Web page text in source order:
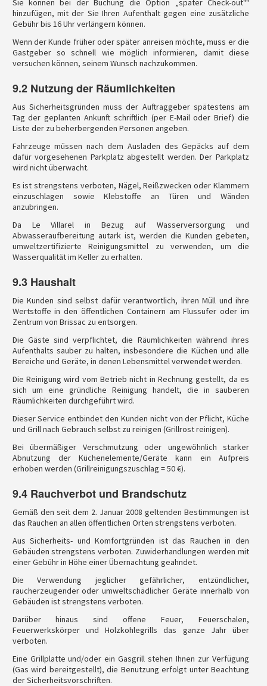
Sie können bei der Buchung die Option „später Check-out""
hinzufügen, mit der Sie Ihren Aufenthalt gegen eine zusätzliche
Gebühr bis 16 Uhr verlängern können.
Wenn der Kunde früher oder später anreisen möchte, muss er die
Gastgeber so schnell wie möglich informieren, damit diese
versuchen können, seinem Wunsch nachzukommen.
9.2 Nutzung der Räumlichkeiten
Aus Sicherheitsgründen muss der Auftraggeber spätestens am
Tag der geplanten Ankunft schriftlich (per E-Mail oder Brief) die
Liste der zu beherbergenden Personen angeben.
Fahrzeuge müssen nach dem Ausladen des Gepäcks auf dem
dafür vorgesehenen Parkplatz abgestellt werden. Der Parkplatz
wird nicht überwacht.
Es ist strengstens verboten, Nägel, Reißzwecken oder Klammern
einzuschlagen sowie Klebstoffe an Türen und Wänden
anzubringen.
Da Le Villarel in Bezug auf Wasserversorgung und
Abwasseraufbereitung autark ist, werden die Kunden gebeten,
umweltzertifizierte Reinigungsmittel zu verwenden, um die
Wasserqualität im Keller zu erhalten.
9.3 Haushalt
Die Kunden sind selbst dafür verantwortlich, ihren Müll und ihre
Wertstoffe in den öffentlichen Containern am Flussufer oder im
Zentrum von Brissac zu entsorgen.
Die Gäste sind verpflichtet, die Räumlichkeiten während ihres
Aufenthalts sauber zu halten, insbesondere die Küchen und alle
Bereiche und Geräte, in denen Lebensmittel verwendet werden.
Die Reinigung wird vom Betrieb nicht in Rechnung gestellt, da es
sich um eine gründliche Reinigung handelt, die in sauberen
Räumlichkeiten durchgeführt wird.
Dieser Service entbindet den Kunden nicht von der Pflicht, Küche
und Grill nach Gebrauch selbst zu reinigen (Grillrost reinigen).
Bei übermäßiger Verschmutzung oder ungewöhnlich starker
Abnutzung der Küchenelemente/Geräte kann ein Aufpreis
erhoben werden (Grillreinigungszuschlag = 50 €).
9.4 Rauchverbot und Brandschutz
Gemäß den seit dem 2. Januar 2008 geltenden Bestimmungen ist
das Rauchen an allen öffentlichen Orten strengstens verboten.
Aus Sicherheits- und Komfortgründen ist das Rauchen in den
Gebäuden strengstens verboten. Zuwiderhandlungen werden mit
einer Gebühr in Höhe einer Übernachtung geahndet.
Die Verwendung jeglicher gefährlicher, entzündlicher,
raucherzeugender oder umweltschädlicher Geräte innerhalb von
Gebäuden ist strengstens verboten.
Darüber hinaus sind offene Feuer, Feuerschalen,
Feuerwerkskörper und Holzkohlegrills das ganze Jahr über
verboten.
Eine Grillplatte und/oder ein Gasgrill stehen Ihnen zur Verfügung
(Gas wird bereitgestellt), die Benutzung erfolgt unter Beachtung
der Sicherheitsvorschriften.